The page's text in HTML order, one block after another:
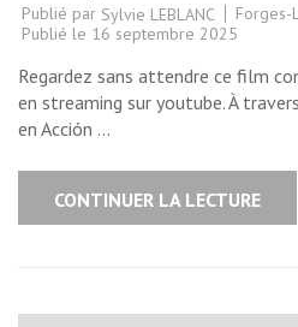
Publié par Sylvie LEBLANC
Forges-
Publié le 16 septembre 2025
Regardez sans attendre ce film
en streaming sur youtube. À
en Acción …
CONTINUER LA LECTURE